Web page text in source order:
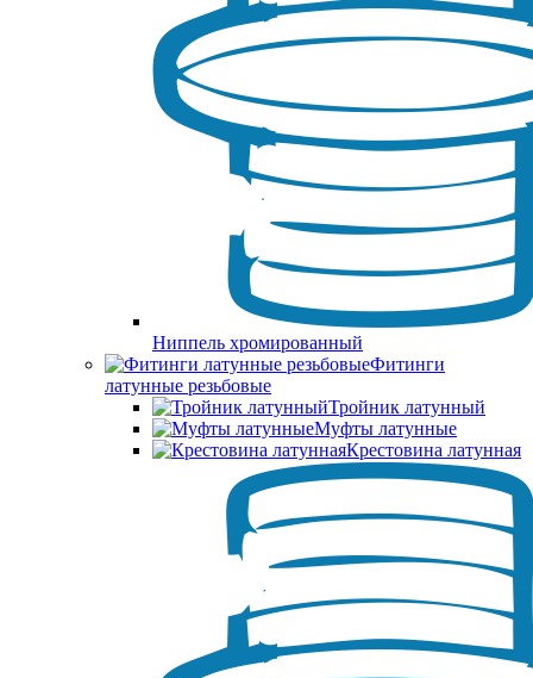
Ниппель хромированный
Фитинги
латунные резьбовые
Тройник латунный
Муфты латунные
Крестовина латунная